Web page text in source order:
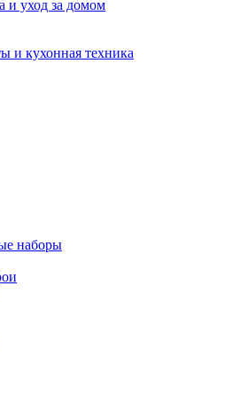
и уход за домом
и кухонная техника
наборы